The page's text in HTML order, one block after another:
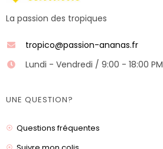
La passion des tropiques
tropico@passion-ananas.fr
Lundi - Vendredi / 9:00 - 18:00 PM
UNE QUESTION?
Questions fréquentes